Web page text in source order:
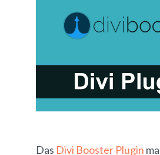
Das Divi Booster Plugin